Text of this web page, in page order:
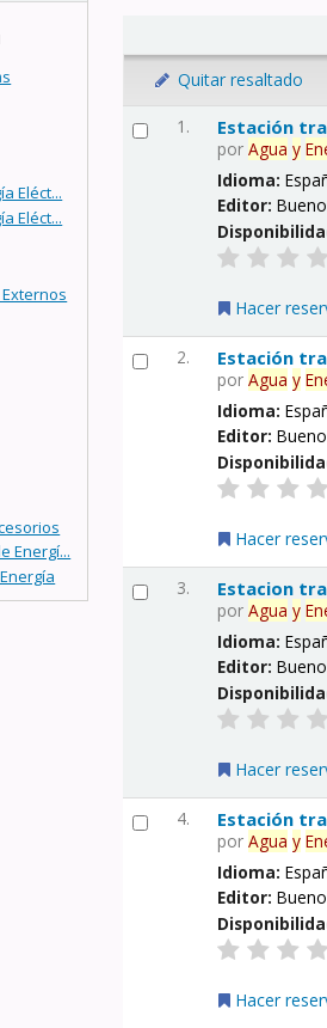
Eléct...
Eléct...
Energí...
Quitar resaltado
1. Estación
porAgua y
Idioma:
Editor:
Hacer
2. Estación
porAgua y
Idioma:
Editor:
Hacer
3. Estacion
porAgua y
Idioma:
Editor:
Hacer
4. Estación
porAgua y
Idioma:
Editor:
Hacer